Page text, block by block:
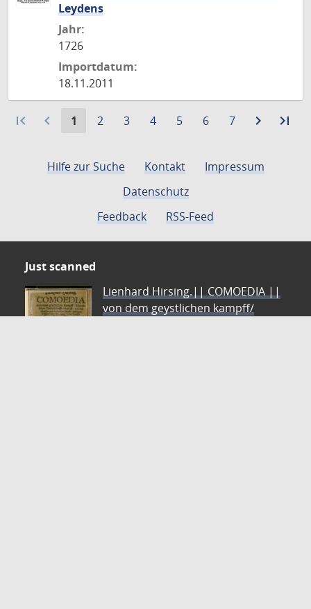
Leydens
Jahr:
1726
Importdatum:
18.11.2011
first_page navigate_before
Aktuelle
1
Gehe
2
Gehe
3
Gehe
4
Gehe
5
Gehe
6
Gehe
7 navigate_next
Zurlast_page
Hilfe zur Suche
Kontakt
Impressum
Datenschutz
Feedback
RSS-Feed
Just scanned
Lienhard Hirsing.|| COMOEDIA ||
von dem geystlichen kampff/